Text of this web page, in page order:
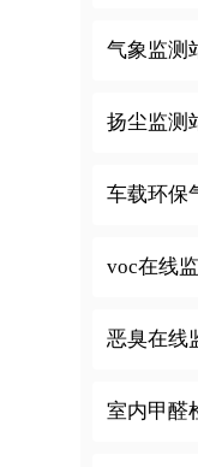
气象监测
扬尘监测
车载环保
voc在线
恶臭在线
室内甲醛